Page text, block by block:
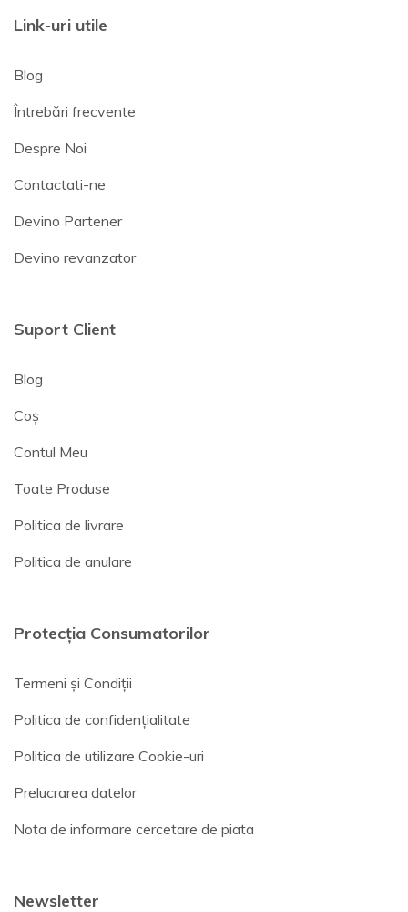
Link-uri utile
Blog
Întrebări frecvente
Despre Noi
Contactati-ne
Devino Partener
Devino revanzator
Suport Client
Blog
Coș
Contul Meu
Toate Produse
Politica de livrare
Politica de anulare
Protecția Consumatorilor
Termeni și Condiții
Politica de confidențialitate
Politica de utilizare Cookie-uri
Prelucrarea datelor
Nota de informare cercetare de piata
Newsletter